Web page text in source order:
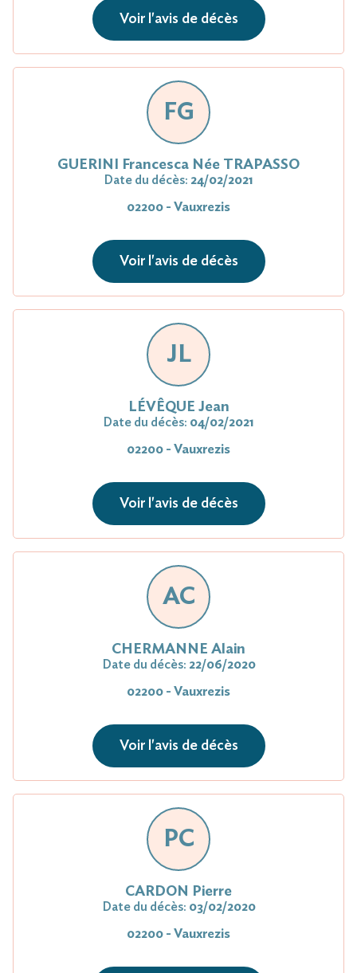
Voir l'avis de décès
FG
GUERINI Francesca Née TRAPASSO
Date du décès: 24/02/2021
02200 - Vauxrezis
Voir l'avis de décès
JL
LÉVÊQUE Jean
Date du décès: 04/02/2021
02200 - Vauxrezis
Voir l'avis de décès
AC
CHERMANNE Alain
Date du décès: 22/06/2020
02200 - Vauxrezis
Voir l'avis de décès
PC
CARDON Pierre
Date du décès: 03/02/2020
02200 - Vauxrezis